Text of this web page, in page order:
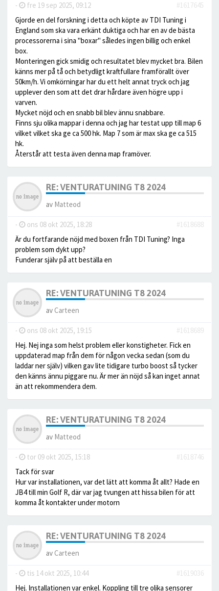
- fre 19 sep 2025, 09:12
#1617645
Gjorde en del forskning i detta och köpte av TDI Tuning i
England som ska vara erkänt duktiga och har en av de bästa
processorerna i sina "boxar" således ingen billig och enkel
box.
Monteringen gick smidig och resultatet blev mycket bra. Bilen
känns mer på tå och betydligt kraftfullare framförallt över
50km/h. Vi omkörningar har du ett helt annat tryck och jag
upplever den som att det drar hårdare även högre upp i
varven.
Mycket nöjd och en snabb bil blev ännu snabbare.
Finns sju olika mappar i denna och jag har testat upp till map 6
vilket vilket ska ge ca 500 hk. Map 7 som är max ska ge ca 515
hk.
Återstår att testa även denna map framöver.
RE: VENTURATUNING T8 2024
av Matteod
- ons 08 okt 2025, 18:28
#1618688
Är du fortfarande nöjd med boxen från TDI Tuning? Inga
problem som dykt upp?
Funderar själv på att beställa en
RE: VENTURATUNING T8 2024
avCarteen
- ons 08 okt 2025, 19:15
#1618689
Hej. Nej inga som helst problem eller konstigheter. Fick en
uppdaterad map från dem för någon vecka sedan (som du
laddar ner själv) vilken gav lite tidigare turbo boost så tycker
den känns ännu piggare nu. Är mer än nöjd så kan inget annat
än att rekommendera dem.
RE: VENTURATUNING T8 2024
av Matteod
- tor 09 okt 2025, 15:18
#1618746
Tack för svar
Hur var installationen, var det lätt att komma åt allt? Hade en
JB4 till min Golf R, där var jag tvungen att hissa bilen för att
komma åt kontakter under motorn
RE: VENTURATUNING T8 2024
avCarteen
- tis 14 okt 2025, 10:44
#1619036
Hej. Installationen var enkel. Koppling till tre olika sensorer